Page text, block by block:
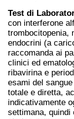
Test di
con interferone
trombocitopenia,
endocrini (a
raccomanda ai
clinici ed
ribavirina e
esami del
totale e diretta,
indicativamente
settimana, quindi